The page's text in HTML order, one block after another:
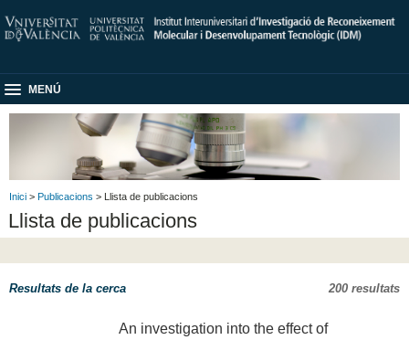
MENÚ
Inici > Publicacions > Llista de publicacions
Llista de publicacions
Resultats de la cerca 200 resultats
An investigation into the effect of